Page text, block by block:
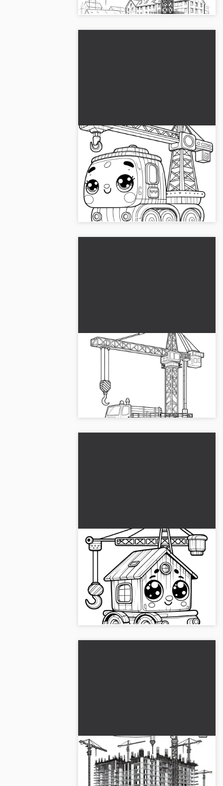
Söt kran: Enkel målarbild för
barn (Gratis)
Högkvalitativt målarförlag med en söt
kran, perfekt för att färgläggning och
gratis nedladdning. Hämta förlagan nu
och starta din kreativitet!...
Stor kranbil: Målarbild gratis
Prova vårt kranbilsmålarkladd att
färglägga. Ladda ner högkvalitativ bild
gratis och börja vara kreativ direkt!...
Glad leksakskran i husform
med ansikte: Målarbok
(Gratis)
Sugen på kreativitet? Färglägg
leksakskranen med ansikte och ladda
ner den gratis. Upplev färgfrihet -
börja nu!...
Kran på byggeplats för
höghus – Målarbild gratis
Kran på byggarbetsplats för skyskrapa